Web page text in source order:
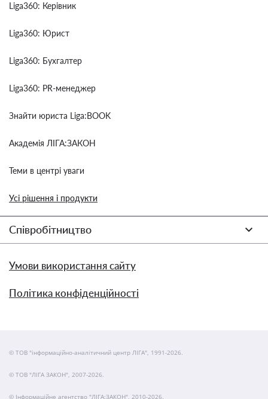
Liga360: Керівник
Liga360: Юрист
Liga360: Бухгалтер
Liga360: PR-менеджер
Знайти юриста Liga:BOOK
Академія ЛІГА:ЗАКОН
Теми в центрі уваги
Усі рішення і продукти
Співробітництво
Умови використання сайту
Політика конфіденційності
© ТОВ "інформаційно-аналітичний центр ЛІГА", 1991-2026.
© ТОВ "ЛІГА ЗАКОН", 2007-2026.
© Інформаційне агентство "ЛІГА:ЗАКОН", 2010-2026.